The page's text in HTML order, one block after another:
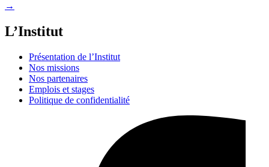
→
L’Institut
Présentation de l’Institut
Nos missions
Nos partenaires
Emplois et stages
Politique de confidentialité